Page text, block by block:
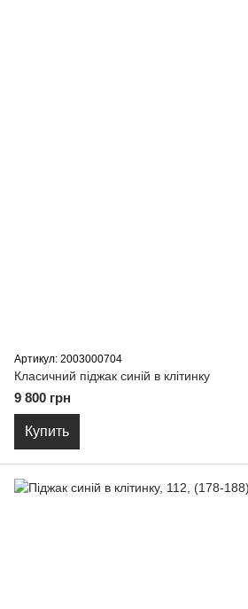
Артикул: 2003000704
Класичний піджак синій в клітинку
9 800 грн
Купить